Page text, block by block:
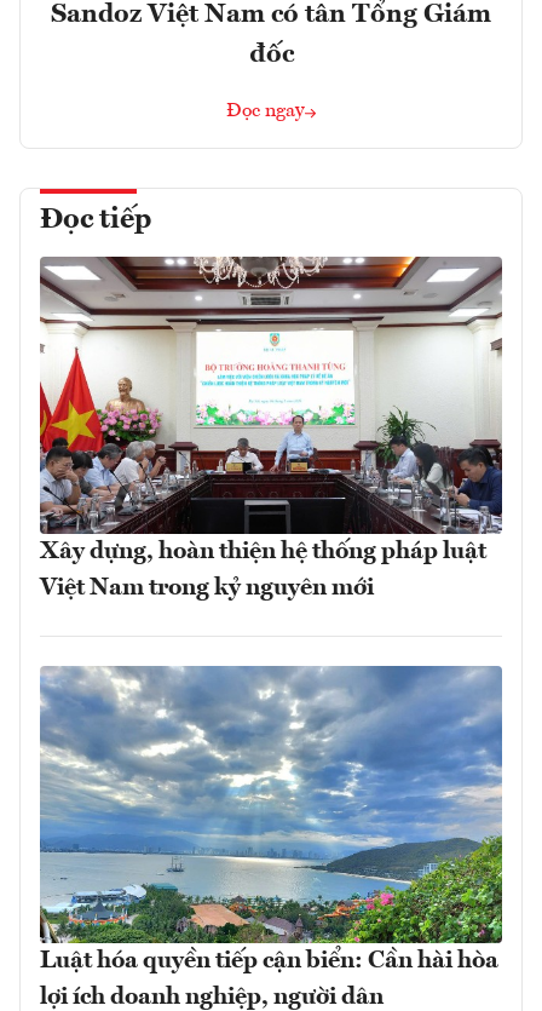
Sandoz Việt Nam có tân Tổng Giám
đốc
Đọc ngay
Đọc tiếp
Xây dựng, hoàn thiện hệ thống pháp luật
Việt Nam trong kỷ nguyên mới
Luật hóa quyền tiếp cận biển: Cần hài hòa
lợi ích doanh nghiệp, người dân